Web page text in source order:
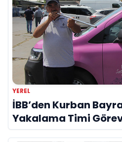
YEREL
İBB’den Kurban
Yakalama Timi